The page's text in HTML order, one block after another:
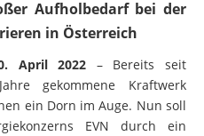
Aufholbedarf bei der
in Österreich
April 2022 – Bereits seit
gekommene Kraftwerk
ein Dorn im Auge. Nun soll
EVN durch ein